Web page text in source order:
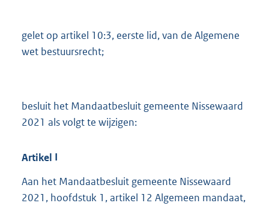
gelet op artikel 10:3, eerste lid, van de Algemene
wet bestuursrecht;
besluit het Mandaatbesluit gemeente Nissewaard
2021 als volgt te wijzigen:
Artikel I
Aan het Mandaatbesluit gemeente Nissewaard
2021, hoofdstuk 1, artikel 12 Algemeen mandaat,